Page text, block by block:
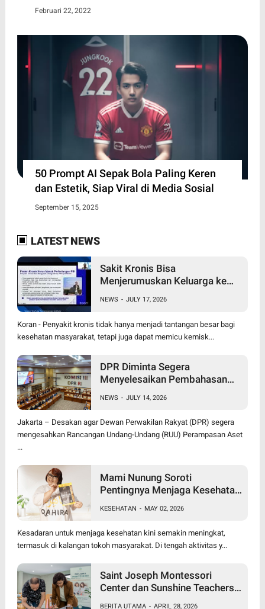
Februari 22, 2022
50 Prompt AI Sepak Bola Paling Keren
dan Estetik, Siap Viral di Media Sosial
September 15, 2025
LATEST NEWS
Sakit Kronis Bisa
Menjerumuskan Keluarga ke
Perlindungan PBI BPJS
Kesehatan Jadi Kebutuhan
NEWS - JULY 17, 2026
Koran - Penyakit kronis tidak hanya menjadi tantangan besar bagi
kesehatan masyarakat, tetapi juga dapat memicu kemisk...
DPR Diminta Segera
Menyelesaikan Pembahasan
NEWS - JULY 14, 2026
Jakarta – Desakan agar Dewan Perwakilan Rakyat (DPR) segera
mengesahkan Rancangan Undang-Undang (RUU) Perampasan Aset
...
Mami Nunung Soroti
Pentingnya Menjaga Kesehatan
Alami dalam penanganan
benjolan
KESEHATAN - MAY 02, 2026
Kesadaran untuk menjaga kesehatan kini semakin meningkat,
termasuk di kalangan tokoh masyarakat. Di tengah aktivitas y...
Saint Joseph Montessori
Center dan Sunshine Teachers’
BERITA UTAMA - APRIL 28, 2026